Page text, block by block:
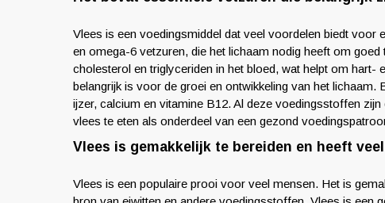
Vlees is een voedingsmiddel dat veel voordelen biedt
en omega-6 vetzuren, die het lichaam nodig heeft om
cholesterol en triglyceriden in het bloed, wat helpt om
belangrijk is voor de groei en ontwikkeling van het
ijzer, calcium en vitamine B12. Al deze voedingsstoffen
vlees te eten als onderdeel van een gezond
Vlees is gemakkelijk te bereiden en heeft
Vlees is een populaire prooi voor veel mensen. Het is